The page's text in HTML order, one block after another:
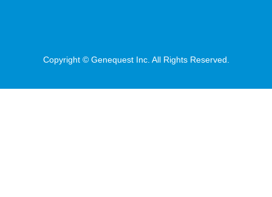
Copyright © Genequest Inc. All Rights Reserved.